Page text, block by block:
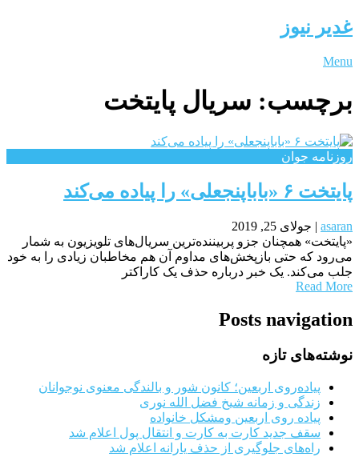
غدیر نیوز
Menu
برچسب: سریال پایتخت
روزنامه جوان
پایتخت ۶ «باباپنجعلی» را پیاده می‌کند
asaran
| جولای 25, 2019
«پایتخت» همچنان جزو پربیننده‌ترین سریال‌های تلویزیون به شمار
می‌رود که حتی بازپخش‌های مداوم آن هم مخاطبان زیادی را به خود
جلب می‌کند. یک خبر درباره حذف یک کاراکتر
Read More
Posts navigation
نوشته‌های تازه
پیاده‌روی اربعین؛ کانون شور و بالندگی معنوی نوجوانان
زندگی و زمانه شیخ فضل الله نوری
پیاده روی اربعین ومشکل خانواده
سقف جدید کارت به کارت و انتقال پول اعلام شد
راه‌های جلوگیری از حذف یارانه اعلام شد